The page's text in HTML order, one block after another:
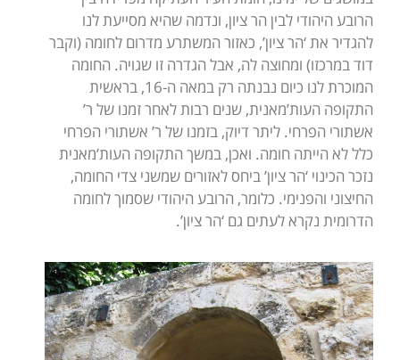
הרובע היהודי לבין הר ציון, ונדמה שהיא מסייעת לנו
להגדיר את ‘הר ציון’, כאזור המשתרע מדרום לחומה (וקבר
דוד במרכזו) ומחוצה לה, אבל הגדרה זו שגויה. החומה
המוכרת לנו כיום נבנתה רק במאה ה-16, בראשית
התקופה העות’מאנית, שנים רבות לאחר זמנו של ר’
אשתורי הפרחי. ליתר דיוק, בזמנו של ר’ אשתורי הפרחי
כלל לא הייתה חומה. ואכן, במשך התקופה העות’מאנית
נזכר הכינוי ‘הר ציון’ ביחס לאזורים שמשני צדי החומה,
החיצוני והפנימי. כלומר, הרובע היהודי שסמוך לחומה
הדרומית נקרא לעתים גם ‘הר ציון’.